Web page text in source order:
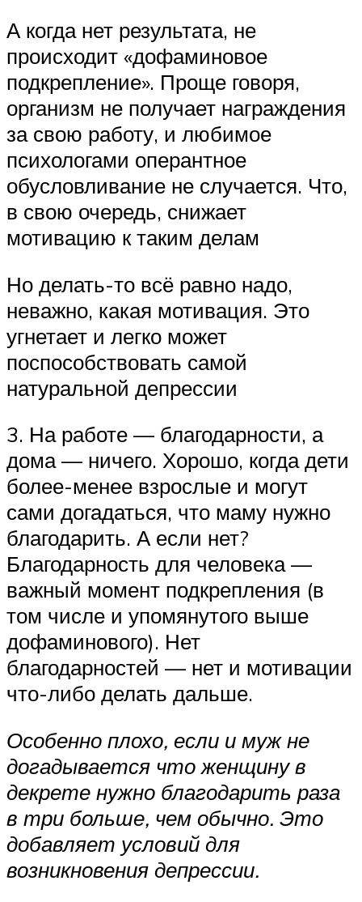
А когда нет результата, не
происходит «дофаминовое
подкрепление». Проще говоря,
организм не получает награждения
за свою работу, и любимое
психологами оперантное
обусловливание не случается. Что,
в свою очередь, снижает
мотивацию к таким делам
Но делать-то всё равно надо,
неважно, какая мотивация. Это
угнетает и легко может
поспособствовать самой
натуральной депрессии
3. На работе — благодарности, а
дома — ничего. Хорошо, когда дети
более-менее взрослые и могут
сами догадаться, что маму нужно
благодарить. А если нет?
Благодарность для человека —
важный момент подкрепления (в
том числе и упомянутого выше
дофаминового). Нет
благодарностей — нет и мотивации
что-либо делать дальше.
Особенно плохо, если и муж не
догадывается что женщину в
декрете нужно благодарить раза
в три больше, чем обычно. Это
добавляет условий для
возникновения депрессии.